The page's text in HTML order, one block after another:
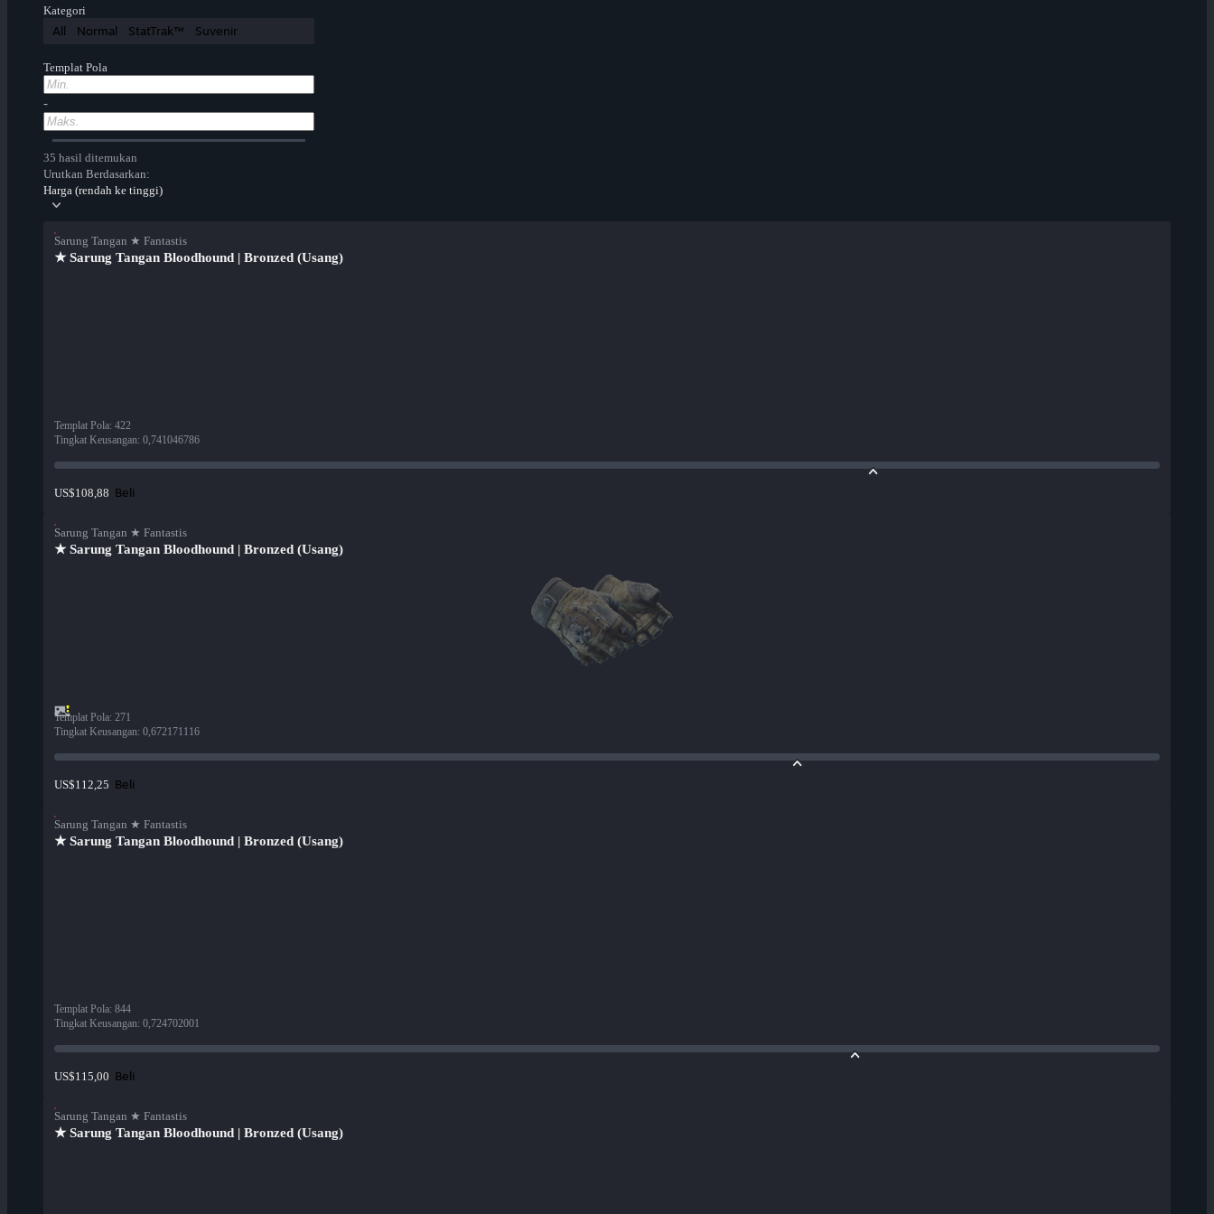
Kategori
All Normal StatTrak™ Suvenir
Templat Pola
-
35 hasil ditemukan
Urutkan Berdasarkan:
Harga (rendah ke tinggi)
Sarung Tangan ★ Fantastis
★ Sarung Tangan Bloodhound | Bronzed (Usang)
Templat Pola: 422
Tingkat Keusangan: 0,741046786
US$108,88 Beli
Sarung Tangan ★ Fantastis
★ Sarung Tangan Bloodhound | Bronzed (Usang)
Templat Pola: 271
Tingkat Keusangan: 0,672171116
US$112,25 Beli
Sarung Tangan ★ Fantastis
★ Sarung Tangan Bloodhound | Bronzed (Usang)
Templat Pola: 844
Tingkat Keusangan: 0,724702001
US$115,00 Beli
Sarung Tangan ★ Fantastis
★ Sarung Tangan Bloodhound | Bronzed (Usang)